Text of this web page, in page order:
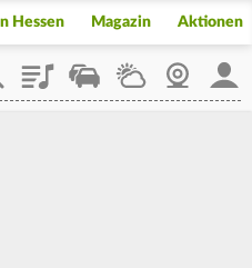
Hessen Magazin Aktionen
PlaylistStaupilotWetterWebcam